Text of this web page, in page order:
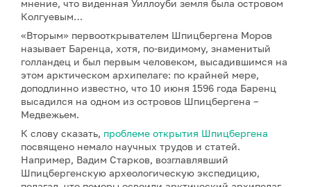
мнение, что виденная Уиллоуби земля была островом
Колгуевым…
«Вторым» первооткрывателем Шпицбергена Моров
называет Баренца, хотя, по-видимому, знаменитый
голландец и был первым человеком, высадившимся на
этом арктическом архипелаге: по крайней мере,
доподлинно известно, что 10 июня 1596 года Баренц
высадился на одном из островов Шпицбергена –
Медвежьем.
К слову сказать, проблеме открытия Шпицбергена
посвящено немало научных трудов и статей.
Например, Вадим Старков, возглавлявший
Шпицбергенскую археологическую экспедицию,